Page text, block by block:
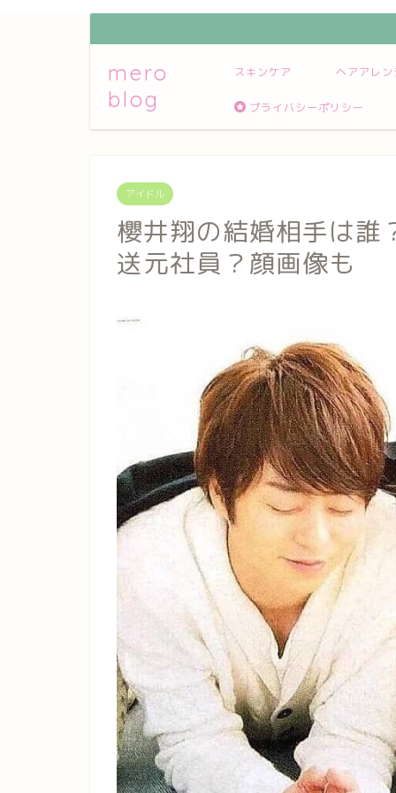
mero
blog
スキンケア ヘアアレン
プライバシーポリシー
アイドル
櫻井翔の結婚相手は誰
送元社員？顔画像も